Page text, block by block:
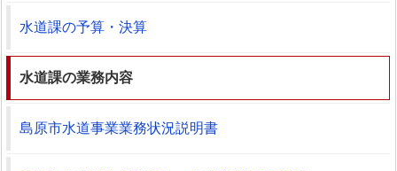
水道課の予算・決算
水道課の業務内容
島原市水道事業業務状況説明書